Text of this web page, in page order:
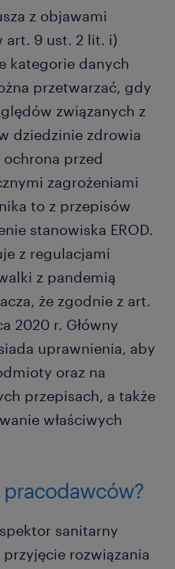
z objawami
art. 9 ust. 2 lit. i)
kategorie danych
przetwarzać, gdy
związanych z
dziedzinie zdrowia
przed
zagrożeniami
to z przepisów
stanowiska EROD.
z regulacjami
z pandemią
że zgodnie z art.
2020 r. Główny
uprawnienia, aby
oraz na
przepisach, a także
właściwych
sanitarny
rozwiązania